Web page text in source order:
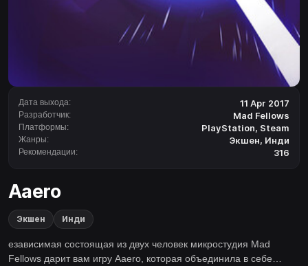
Дата выхода: 11 Apr 2017
Разработчик: Mad Fellows
Платформы: PlayStation, Steam
Жанры: Экшен, Инди
Рекомендации: 316
Aaero
Экшен Инди
езависимая состоящая из двух человек микростудия Mad
Fellows дарит вам игру Aaero, которая объединила в себе